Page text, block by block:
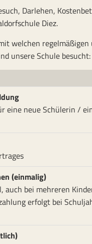
Darlehen,
Diez.
welchen
unsere Schule besucht:
eine neue Schülerin /
(einmalig)
auch bei mehreren
erfolgt bei